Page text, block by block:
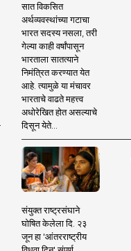
सात विकसित
अर्थव्यवस्थांच्या गटाचा
भारत सदस्य नसला, तरी
गेल्या काही वर्षांपासून
भारताला सातत्याने
निमंत्रित करण्यात येत
आहे. त्यामुळे या मंचावर
भारताचे वाढते महत्त्व
अधोरेखित होत असल्याचे
दिसून येते...
संयुक्त राष्ट्रसंघाने
घोषित केलेला दि. २३
जून हा 'आंतरराष्ट्रीय